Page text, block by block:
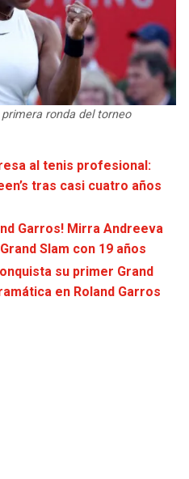
ronda del torneo
al tenis profesional:
tras casi cuatro años
Garros! Mirra Andreeva
Slam con 19 años
su primer Grand
en Roland Garros